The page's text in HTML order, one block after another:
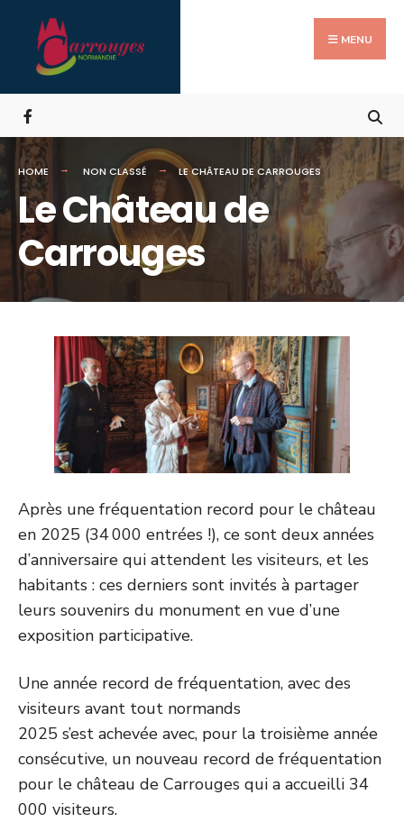
content
MENU
HOME NON CLASSÉ LE CHÂTEAU DE CARROUGES
Le Château de
Carrouges
Après une fréquentation record pour le château
en 2025 (34 000 entrées !), ce sont deux années
d’anniversaire qui attendent les visiteurs, et les
habitants : ces derniers sont invités à partager
leurs souvenirs du monument en vue d’une
exposition participative.
Une année record de fréquentation, avec des
visiteurs avant tout normands
2025 s’est achevée avec, pour la troisième année
consécutive, un nouveau record de fréquentation
pour le château de Carrouges qui a accueilli 34
000 visiteurs.
for: